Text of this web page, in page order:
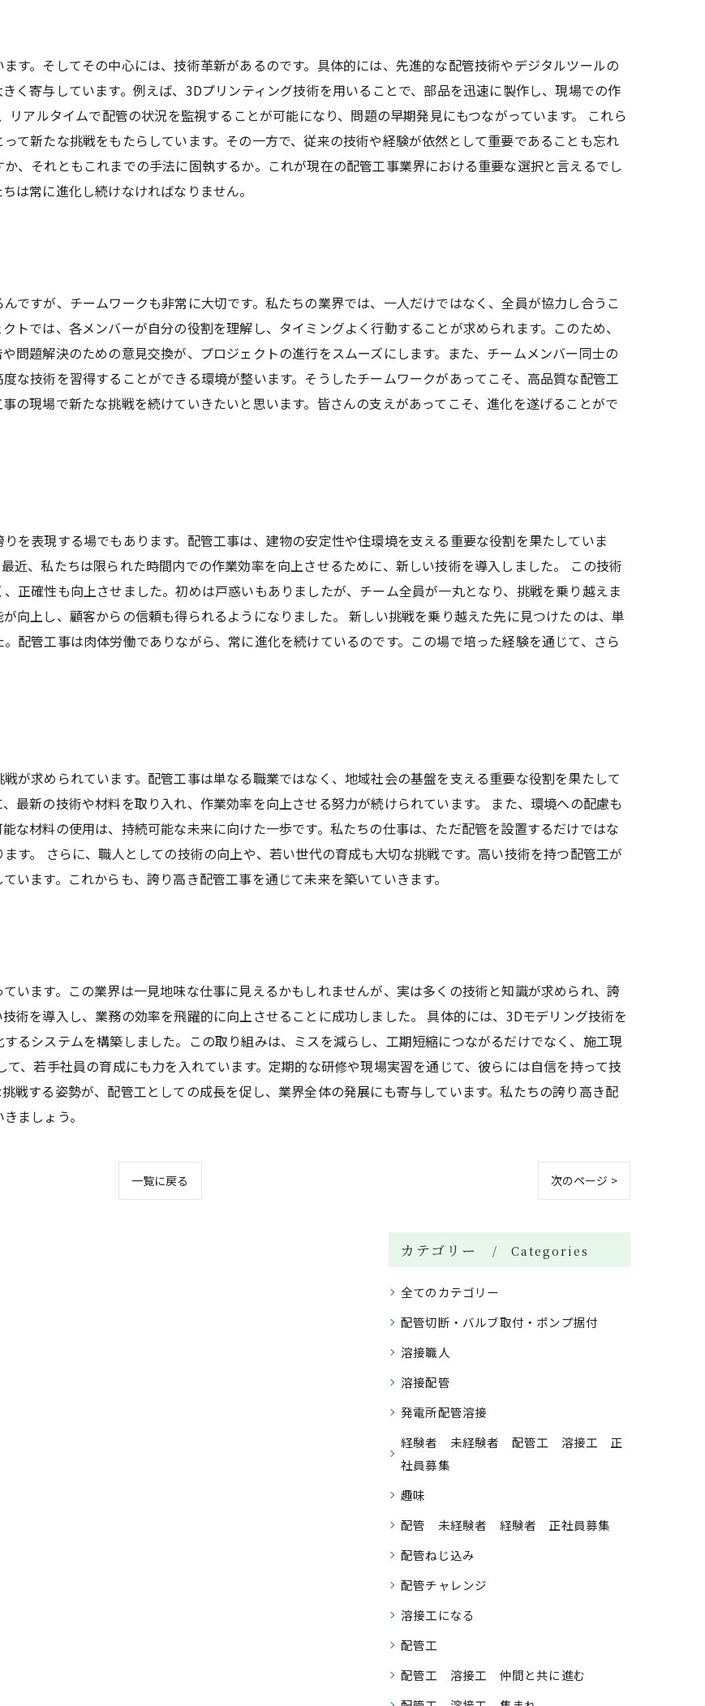
す。そしてその中心には、技術革新があるのです。具体的には、先進的な配管技術やデジタルツールの
く寄与しています。例えば、3Dプリンティング技術を用いることで、部品を迅速に製作し、現場での作
アルタイムで配管の状況を監視することが可能になり、問題の早期発見にもつながっています。 これら
て新たな挑戦をもたらしています。その一方で、従来の技術や経験が依然として重要であることも忘れ
、それともこれまでの手法に固執するか。これが現在の配管工事業界における重要な選択と言えるでし
は常に進化し続けなければなりません。
ですが、チームワークも非常に大切です。私たちの業界では、一人だけではなく、全員が協力し合うこ
トでは、各メンバーが自分の役割を理解し、タイミングよく行動することが求められます。このため、
問題解決のための意見交換が、プロジェクトの進行をスムーズにします。また、チームメンバー同士の
な技術を習得することができる環境が整います。そうしたチームワークがあってこそ、高品質な配管工
の現場で新たな挑戦を続けていきたいと思います。皆さんの支えがあってこそ、進化を遂げることがで
を表現する場でもあります。配管工事は、建物の安定性や住環境を支える重要な役割を果たしていま
近、私たちは限られた時間内での作業効率を向上させるために、新しい技術を導入しました。 この技術
正確性も向上させました。初めは戸惑いもありましたが、チーム全員が一丸となり、挑戦を乗り越えま
向上し、顧客からの信頼も得られるようになりました。 新しい挑戦を乗り越えた先に見つけたのは、単
配管工事は肉体労働でありながら、常に進化を続けているのです。この場で培った経験を通じて、さら
が求められています。配管工事は単なる職業ではなく、地域社会の基盤を支える重要な役割を果たして
最新の技術や材料を取り入れ、作業効率を向上させる努力が続けられています。 また、環境への配慮も
な材料の使用は、持続可能な未来に向けた一歩です。私たちの仕事は、ただ配管を設置するだけではな
す。 さらに、職人としての技術の向上や、若い世代の育成も大切な挑戦です。高い技術を持つ配管工が
います。これからも、誇り高き配管工事を通じて未来を築いていきます。
います。この業界は一見地味な仕事に見えるかもしれませんが、実は多くの技術と知識が求められ、誇
術を導入し、業務の効率を飛躍的に向上させることに成功しました。 具体的には、3Dモデリング技術を
るシステムを構築しました。この取り組みは、ミスを減らし、工期短縮につながるだけでなく、施工現
、若手社員の育成にも力を入れています。定期的な研修や現場実習を通じて、彼らには自信を持って技
戦する姿勢が、配管工としての成長を促し、業界全体の発展にも寄与しています。私たちの誇り高き配
ましょう。
一覧に戻る 次のページ >
カテゴリー Categories
全てのカテゴリー
配管切断・バルブ取付・ポンプ据付
溶接職人
溶接配管
発電所配管溶接
経験者 未経験者 配管工 溶接工 正
社員募集
趣味
配管 未経験者 経験者 正社員募集
配管ねじ込み
配管チャレンジ
溶接工になる
配管工
配管工 溶接工 仲間と共に進む